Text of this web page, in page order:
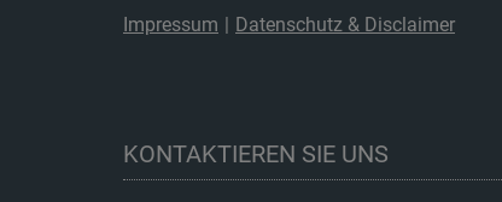
Impressum | Datenschutz & Disclaimer
KONTAKTIEREN SIE UNS